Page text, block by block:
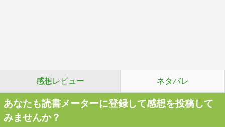
感想レビュー ネタバレ
あなたも読書メーターに登録して感想を投稿して
みませんか？